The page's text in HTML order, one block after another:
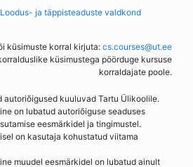
Loodus- ja täppisteaduste valdkond
küsimuste korral kirjuta: cs.courses@ut.ee
küsimustega pöörduge kursuse
korraldajate poole.
autoriõigused kuuluvad Tartu Ülikoolile.
on lubatud autoriõiguse seaduses
eesmärkidel ja tingimustel.
on kasutaja kohustatud viitama
muudel eesmärkidel on lubatud ainult